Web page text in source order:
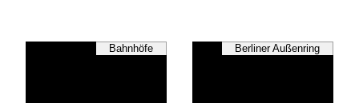
Bahnhöfe Berliner Außenring